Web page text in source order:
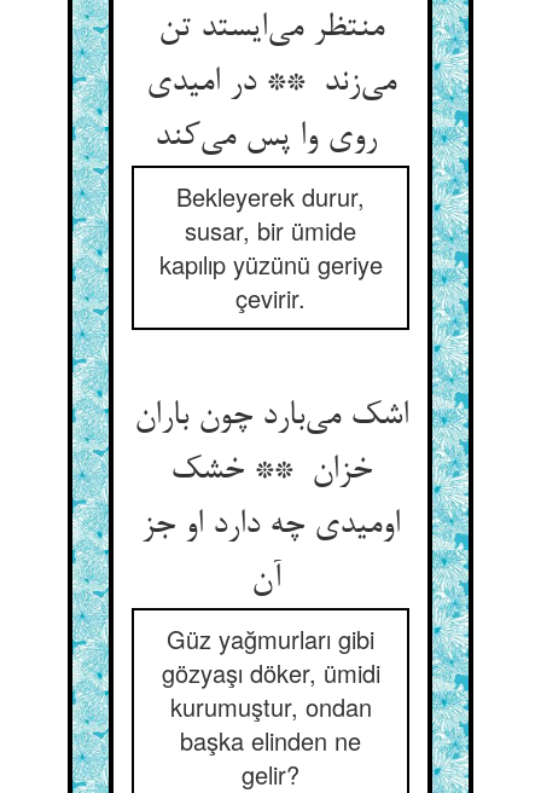
منتظر می‌ایستد تن
می‌زند ** در امیدی
Bekleyerek durur,
susar, bir ümide
kapılıp yüzünü geriye
çevirir.
اشک می‌بارد چون باران
خزان ** خشک
اومیدی چه دارد او جز
Güz yağmurları gibi
gözyaşı döker, ümidi
kurumuştur, ondan
başka elinden ne
gelir?